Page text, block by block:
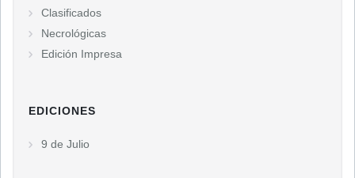
Clasificados
Necrológicas
Edición Impresa
EDICIONES
9 de Julio